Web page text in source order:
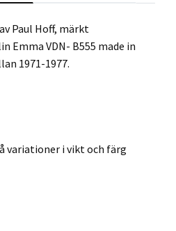
Paul Hoff, märkt
Emma VDN- B555 made in
1971-1977.
variationer i vikt och färg